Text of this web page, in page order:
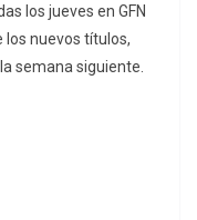
los jueves en GFN
nuevos títulos,
semana siguiente.